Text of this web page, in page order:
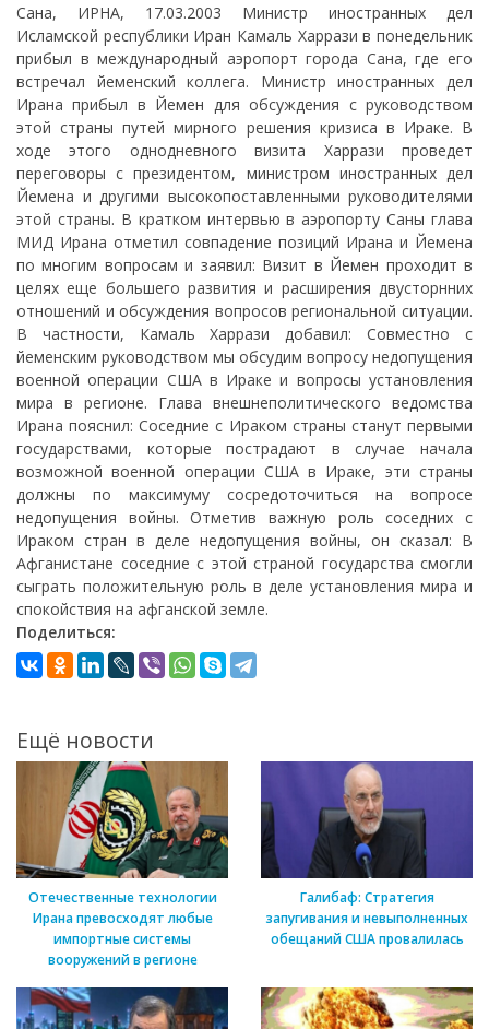
Сана, ИРНА, 17.03.2003 Министр иностранных дел
Исламской республики Иран Камаль Харрази в понедельник
прибыл в международный аэропорт города Сана, где его
встречал йеменский коллега. Министр иностранных дел
Ирана прибыл в Йемен для обсуждения с руководством
этой страны путей мирного решения кризиса в Ираке. В
ходе этого однодневного визита Харрази проведет
переговоры с президентом, министром иностранных дел
Йемена и другими высокопоставленными руководителями
этой страны. В кратком интервью в аэропорту Саны глава
МИД Ирана отметил совпадение позиций Ирана и Йемена
по многим вопросам и заявил: Визит в Йемен проходит в
целях еще большего развития и расширения двусторнних
отношений и обсуждения вопросов региональной ситуации.
В частности, Камаль Харрази добавил: Совместно с
йеменским руководством мы обсудим вопросу недопущения
военной операции США в Ираке и вопросы установления
мира в регионе. Глава внешнеполитического ведомства
Ирана пояснил: Соседние с Ираком страны станут первыми
государствами, которые пострадают в случае начала
возможной военной операции США в Ираке, эти страны
должны по максимуму сосредоточиться на вопросе
недопущения войны. Отметив важную роль соседних с
Ираком стран в деле недопущения войны, он сказал: В
Афганистане соседние с этой страной государства смогли
сыграть положительную роль в деле установления мира и
спокойствия на афганской земле.
Поделиться:
Ещё новости
Отечественные технологии
Ирана превосходят любые
импортные системы
вооружений в регионе
Галибаф: Стратегия
запугивания и невыполненных
обещаний США провалилась